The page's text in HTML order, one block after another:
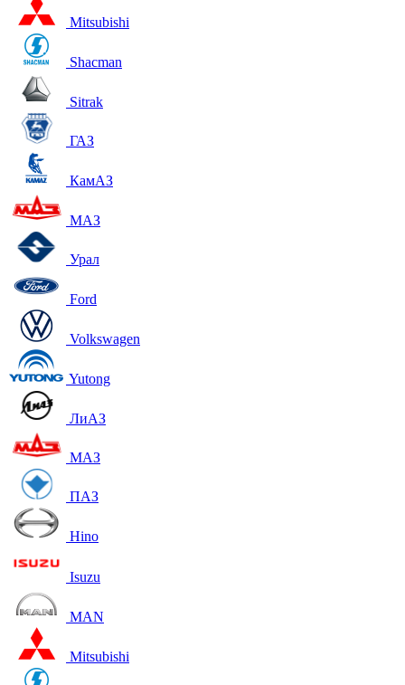
Mitsubishi
Shacman
Sitrak
ГАЗ
КамАЗ
МАЗ
Урал
Ford
Volkswagen
Yutong
ЛиАЗ
МАЗ
ПАЗ
Hino
Isuzu
MAN
Mitsubishi